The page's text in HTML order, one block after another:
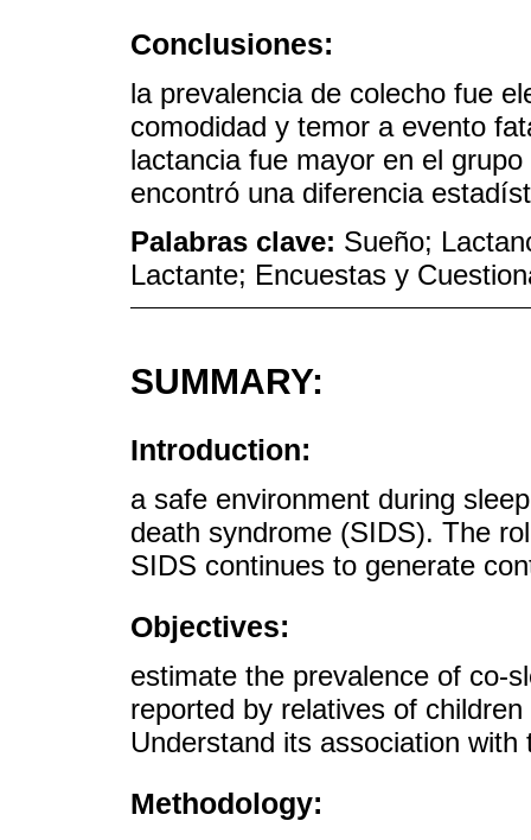
Conclusiones:
la prevalencia de colecho fue
comodidad y temor a evento
lactancia fue mayor en el
encontró una diferencia
Palabras clave: Sueño;
Lactante; Encuestas y
SUMMARY:
Introduction:
a safe environment during
death syndrome (SIDS). The
SIDS continues to generate
Objectives:
estimate the prevalence of co-
reported by relatives of
Understand its association
Methodology: